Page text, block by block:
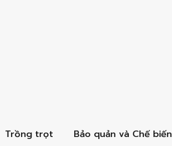
Trồng trọt Bảo quản và Chế biến